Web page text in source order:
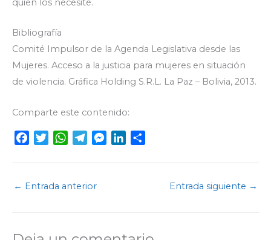
quien los necesite.
Bibliografía
Comité Impulsor de la Agenda Legislativa desde las
Mujeres. Acceso a la justicia para mujeres en situación
de violencia. Gráfica Holding S.R.L. La Paz – Bolivia, 2013.
Comparte este contenido:
c
e
i
W
a
l
M
s
n
m
← Entrada anterior Entrada siguiente →